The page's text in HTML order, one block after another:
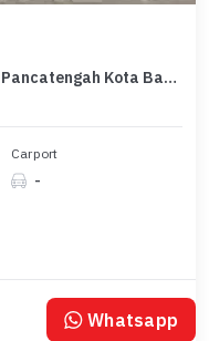
3 Ruko Rendeng Baru Siap Pakai di Pancatengah Kota Baru Parahyangan
Carport
-
Whatsapp